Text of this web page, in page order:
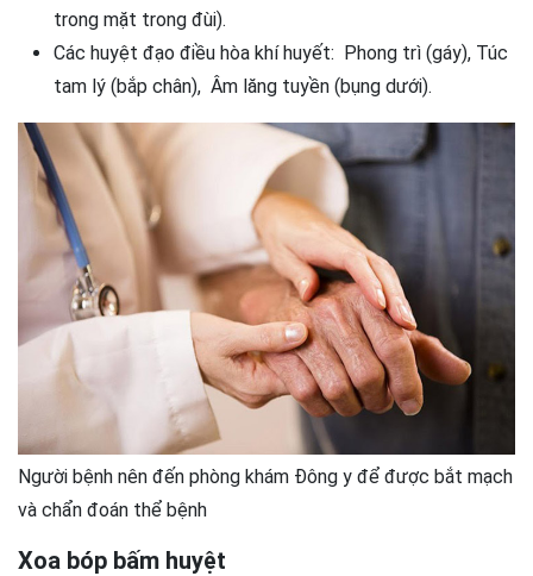
trong mặt trong đùi).
Các huyệt đạo điều hòa khí huyết: Phong trì (gáy), Túc
tam lý (bắp chân), Âm lăng tuyền (bụng dưới).
Người bệnh nên đến phòng khám Đông y để được bắt mạch
và chẩn đoán thể bệnh
Xoa bóp bấm huyệt